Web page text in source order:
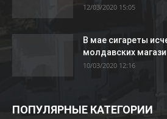
12/03/2020 15:05
В мае сигареты
молдавских
10/03/2020 12:16
ПОПУЛЯРНЫЕ КАТЕГОРИИ